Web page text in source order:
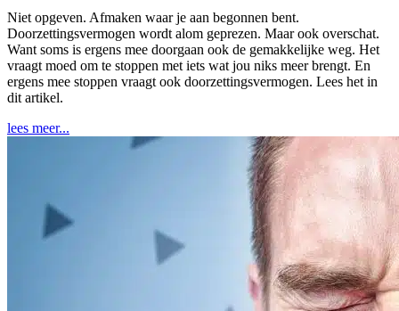
Niet opgeven. Afmaken waar je aan begonnen bent.
Doorzettingsvermogen wordt alom geprezen. Maar ook overschat.
Want soms is ergens mee doorgaan ook de gemakkelijke weg. Het
vraagt moed om te stoppen met iets wat jou niks meer brengt. En
ergens mee stoppen vraagt ook doorzettingsvermogen. Lees het in
dit artikel.
lees meer...